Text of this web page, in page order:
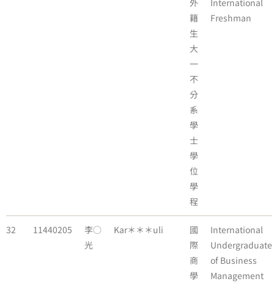
外
籍
生
大
一
不
分
系
學
士
學
位
學
程
International
Freshman
32 11440205
李○
光
Kar＊＊＊uli
國
際
商
學
International
Undergraduate
of Business
Management